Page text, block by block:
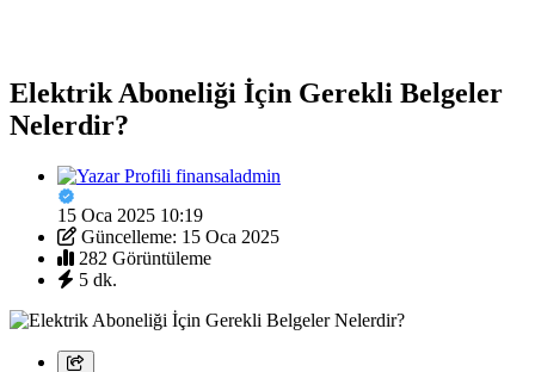
Elektrik Aboneliği İçin Gerekli Belgeler
Nelerdir?
finansaladmin
15 Oca 2025 10:19
Güncelleme: 15 Oca 2025
282 Görüntüleme
5 dk.